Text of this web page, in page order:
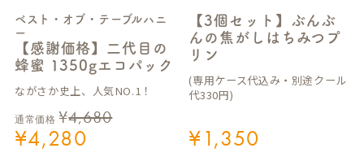
ベスト・オブ・テーブルハニ
ー
【感謝価格】二代目の
蜂蜜 1350gエコパック
ながさか史上、人気NO.1！
通常価格 ¥4,680
¥4,280
【3個セット】ぶんぶ
んの焦がしはちみつプ
リン
(専用ケース代込み・別途クール
代330円)
¥1,350